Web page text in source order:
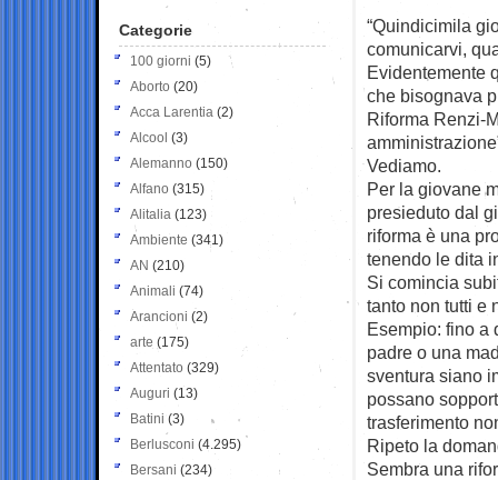
“Quindicimila
comunicarvi,
Evidentemente
che bisognava
Riforma Renzi-
Vediamo.
Per la giovane
presieduto dal
riforma è una
tenendo le dita
Si comincia
tanto non tutti e
Esempio: fino a
padre o una
sventura siano
possano
trasferimento
Ripeto la
Sembra una
Categorie
100 giorni (5)
Aborto (20)
Acca Larentia (2)
Alcool (3)
Alemanno (150)
Alfano (315)
Alitalia (123)
Ambiente (341)
AN (210)
Animali (74)
Arancioni (2)
arte (175)
Attentato (329)
Auguri (13)
Batini (3)
Berlusconi (4.295)
Bersani (234)